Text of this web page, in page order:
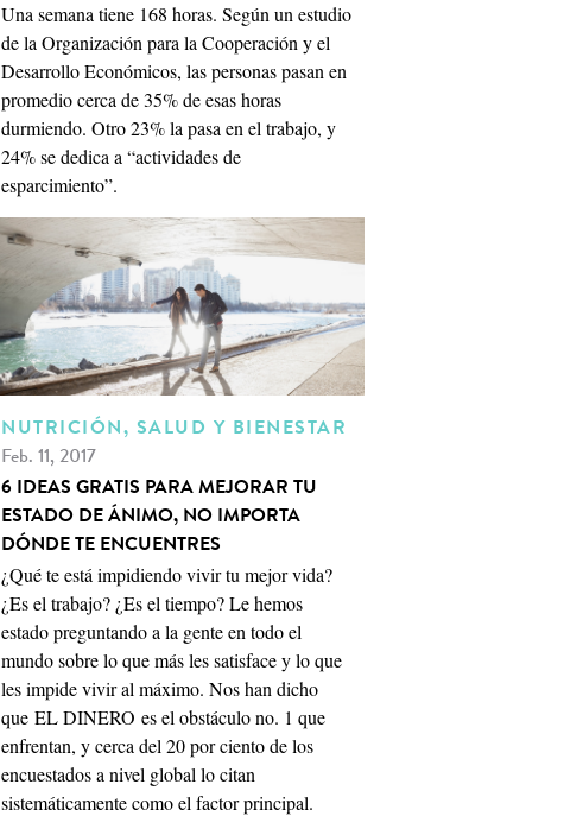
Una semana tiene 168 horas. Según un estudio
de la Organización para la Cooperación y el
Desarrollo Económicos, las personas pasan en
promedio cerca de 35% de esas horas
durmiendo. Otro 23% la pasa en el trabajo, y
24% se dedica a “actividades de
esparcimiento”.
NUTRICIÓN, SALUD Y BIENESTAR
Feb. 11, 2017
6 IDEAS GRATIS PARA MEJORAR TU
ESTADO DE ÁNIMO, NO IMPORTA
DÓNDE TE ENCUENTRES
¿Qué te está impidiendo vivir tu mejor vida?
¿Es el trabajo? ¿Es el tiempo? Le hemos
estado preguntando a la gente en todo el
mundo sobre lo que más les satisface y lo que
les impide vivir al máximo. Nos han dicho
que EL DINERO es el obstáculo no. 1 que
enfrentan, y cerca del 20 por ciento de los
encuestados a nivel global lo citan
sistemáticamente como el factor principal.